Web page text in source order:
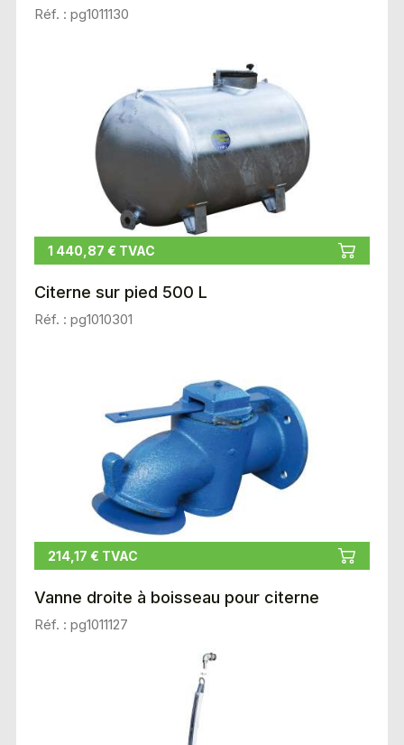
Réf. : pg1011130
1 440,87 € TVAC
Citerne sur pied 500 L
Réf. : pg1010301
214,17 € TVAC
Vanne droite à boisseau pour citerne
Réf. : pg1011127